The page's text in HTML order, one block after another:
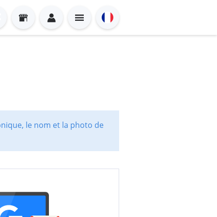
le nom et la photo de